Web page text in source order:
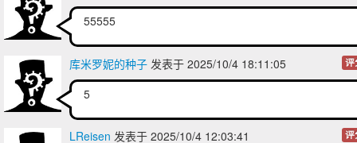
55555
库米罗妮的种子 发表于 2025/10/4 18:11:05 评
5
LReisen 发表于 2025/10/4 12:03:41 评